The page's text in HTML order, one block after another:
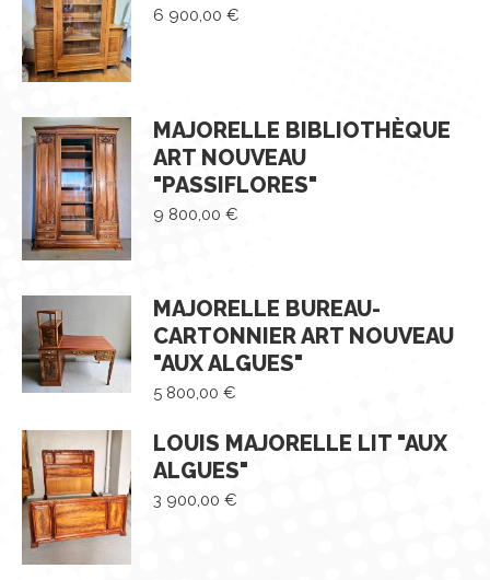
6 900,00 €
MAJORELLE BIBLIOTHÈQUE
ART NOUVEAU
"PASSIFLORES"
9 800,00 €
MAJORELLE BUREAU-
CARTONNIER ART NOUVEAU
"AUX ALGUES"
5 800,00 €
LOUIS MAJORELLE LIT "AUX
ALGUES"
3 900,00 €